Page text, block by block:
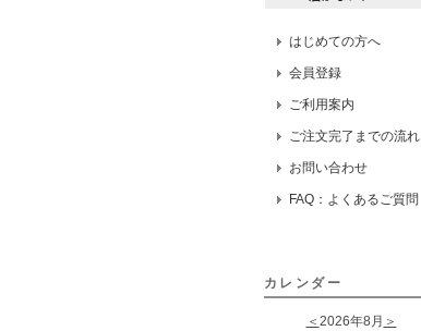
はじめての方へ
会員登録
ご利用案内
ご注文完了までの流れ
お問い合わせ
FAQ：よくあるご質問
カレンダー
＜ 2026年8月 ＞